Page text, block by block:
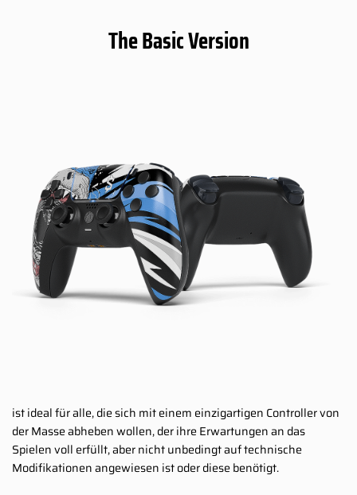
The Basic Version
ist ideal für alle, die sich mit einem einzigartigen Controller von
der Masse abheben wollen, der ihre Erwartungen an das
Spielen voll erfüllt, aber nicht unbedingt auf technische
Modifikationen angewiesen ist oder diese benötigt.